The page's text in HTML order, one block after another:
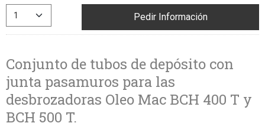
Pedir Información
Conjunto de tubos de depósito con
junta pasamuros para las
desbrozadoras Oleo Mac BCH 400 T y
BCH 500 T.